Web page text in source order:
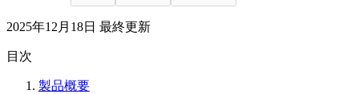
2025年12月18日 最終更新
目次
製品概要